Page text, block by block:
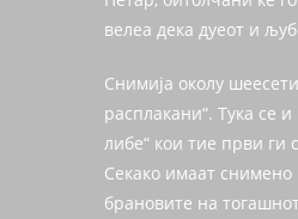
велеа дека дуеот и
Снимија околу
расплакани“. Тука се
либе“ кои тие први ги
Секако имаат
брановите на